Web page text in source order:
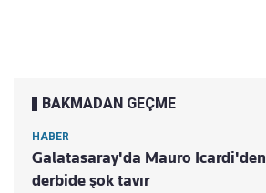
BAKMADAN GEÇME
HABER
Galatasaray'da Mauro Icardi'den
derbide şok tavır